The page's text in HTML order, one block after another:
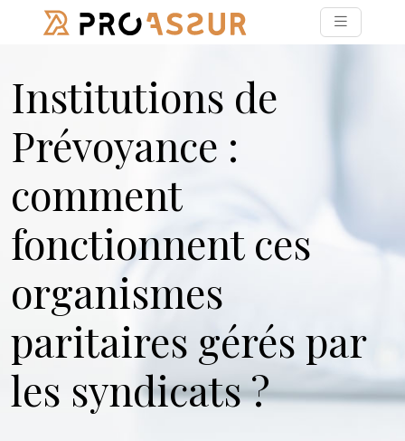
Institutions de
Prévoyance :
comment
fonctionnent ces
organismes
paritaires gérés par
les syndicats ?